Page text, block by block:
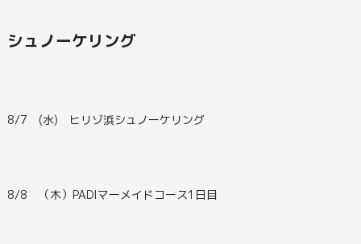
シュノーケリング
8/7 (水) ヒリゾ浜シュノーケリング
8/8 （木）PADIマーメイドコース1日目